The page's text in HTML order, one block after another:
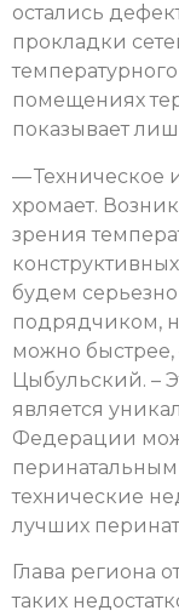
остались
прокладки
помещениях
показывает
— Техническое
хромает.
зрения
будем серьезно
подрядчиком,
можно
Цыбульский. –
является
Федерации
технические
лучших
Глава региона
таких